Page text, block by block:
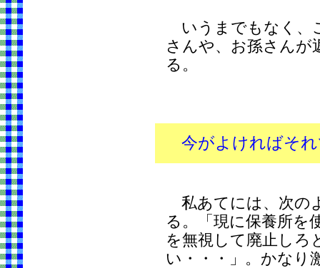
いうまでもなく、
さんや、お孫さんが
る。
今がよければそ
私あてには、次の
る。「現に保養所を
を無視して廃止しろ
い・・・」。かなり